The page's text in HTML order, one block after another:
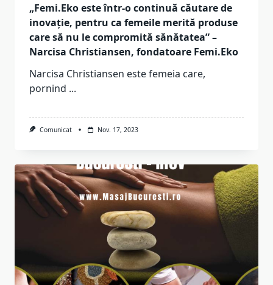
„Femi.Eko este într-o continuă căutare de
inovație, pentru ca femeile merită produse
care să nu le compromită sănătatea” –
Narcisa Christiansen, fondatoare Femi.Eko
Narcisa Christiansen este femeia care,
pornind ...
Comunicat Nov. 17, 2023